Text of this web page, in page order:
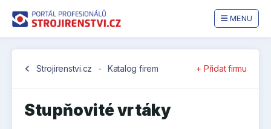
MENU
chevron_left Strojirenstvi.cz - Katalog firem + Přidat firmu
Stupňovité vrtáky